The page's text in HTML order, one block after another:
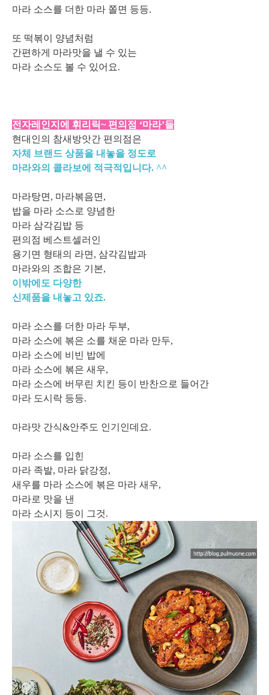
마라 소스를 더한 마라 쫄면 등등.
또 떡볶이 양념처럼
간편하게 마라맛을 낼 수 있는
마라 소스도 볼 수 있어요.
전자레인지에 휘리릭~ 편의점 ‘마라’들
현대인의 참새방앗간 편의점은
자체 브랜드 상품을 내놓을 정도로
마라와의 콜라보에 적극적입니다. ^^
마라탕면, 마라볶음면,
밥을 마라 소스로 양념한
마라 삼각김밥 등
편의점 베스트셀러인
용기면 형태의 라면, 삼각김밥과
마라와의 조합은 기본,
이밖에도 다양한
신제품을 내놓고 있죠.
마라 소스를 더한 마라 두부,
마라 소스에 볶은 소를 채운 마라 만두,
마라 소스에 비빈 밥에
마라 소스에 볶은 새우,
마라 소스에 버무린 치킨 등이 반찬으로 들어간
마라 도시락 등등.
마라맛 간식&안주도 인기인데요.
마라 소스를 입힌
마라 족발, 마라 닭강정,
새우를 마라 소스에 볶은 마라 새우,
마라로 맛을 낸
마라 소시지 등이 그것.